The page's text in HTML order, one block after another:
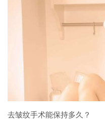
去皱纹手术能保持多久？